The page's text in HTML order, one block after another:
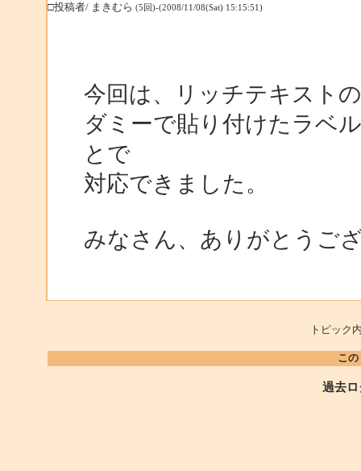
□投稿者/ まきむら (5回)-(2008/11/08(Sat) 15:15:51)
今回は、リッチテキスト
ダミーで貼り付けたラベ
とで
対応できました。
みなさん、ありがとうご
トピッ
こ
過去